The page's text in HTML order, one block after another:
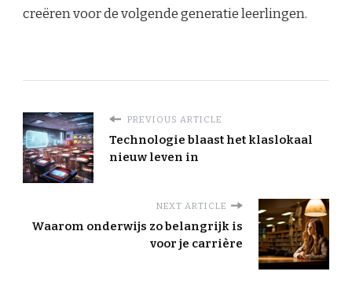
creëren voor de volgende generatie leerlingen.
PREVIOUS ARTICLE
Technologie blaast het klaslokaal
nieuw leven in
NEXT ARTICLE
Waarom onderwijs zo belangrijk is
voor je carrière